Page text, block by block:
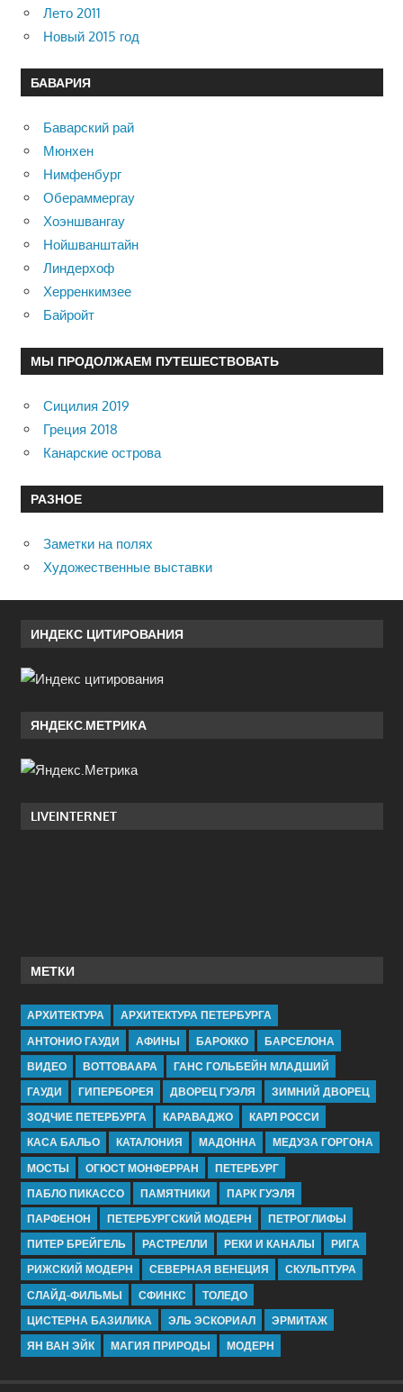
Лето 2011
Новый 2015 год
БАВАРИЯ
Баварский рай
Мюнхен
Нимфенбург
Обераммергау
Хоэншвангау
Нойшванштайн
Линдерхоф
Херренкимзее
Байройт
МЫ ПРОДОЛЖАЕМ ПУТЕШЕСТВОВАТЬ
Сицилия 2019
Греция 2018
Канарские острова
РАЗНОЕ
Заметки на полях
Художественные выставки
ИНДЕКС ЦИТИРОВАНИЯ
ЯНДЕКС.МЕТРИКА
LIVEINTERNET
МЕТКИ
АРХИТЕКТУРА
АРХИТЕКТУРА ПЕТЕРБУРГА
АНТОНИО ГАУДИ
АФИНЫ БАРОККО
БАРСЕЛОНА
ВИДЕО
ВОТТОВААРА
ГАНС ГОЛЬБЕЙН МЛАДШИЙ
ГАУДИ
ГИПЕРБОРЕЯ ДВОРЕЦ ГУЭЛЯ
ЗИМНИЙ ДВОРЕЦ
ЗОДЧИЕ ПЕТЕРБУРГА
КАРАВАДЖО
КАРЛ РОССИ
КАСА БАЛЬО
КАТАЛОНИЯ МАДОННА
МЕДУЗА ГОРГОНА
МОСТЫ
ОГЮСТ МОНФЕРРАН
ПЕТЕРБУРГ
ПАБЛО ПИКАССО
ПАМЯТНИКИ
ПАРК ГУЭЛЯ
ПАРФЕНОН
ПЕТЕРБУРГСКИЙ МОДЕРН
ПЕТРОГЛИФЫ
ПИТЕР БРЕЙГЕЛЬ
РАСТРЕЛЛИ РЕКИ И КАНАЛЫ
РИГА
РИЖСКИЙ МОДЕРН
СЕВЕРНАЯ ВЕНЕЦИЯ
СКУЛЬПТУРА
СЛАЙД-ФИЛЬМЫ
СФИНКС
ТОЛЕДО
ЦИСТЕРНА БАЗИЛИКА
ЭЛЬ ЭСКОРИАЛ
ЭРМИТАЖ
ЯН ВАН ЭЙК
МАГИЯ ПРИРОДЫ МОДЕРН